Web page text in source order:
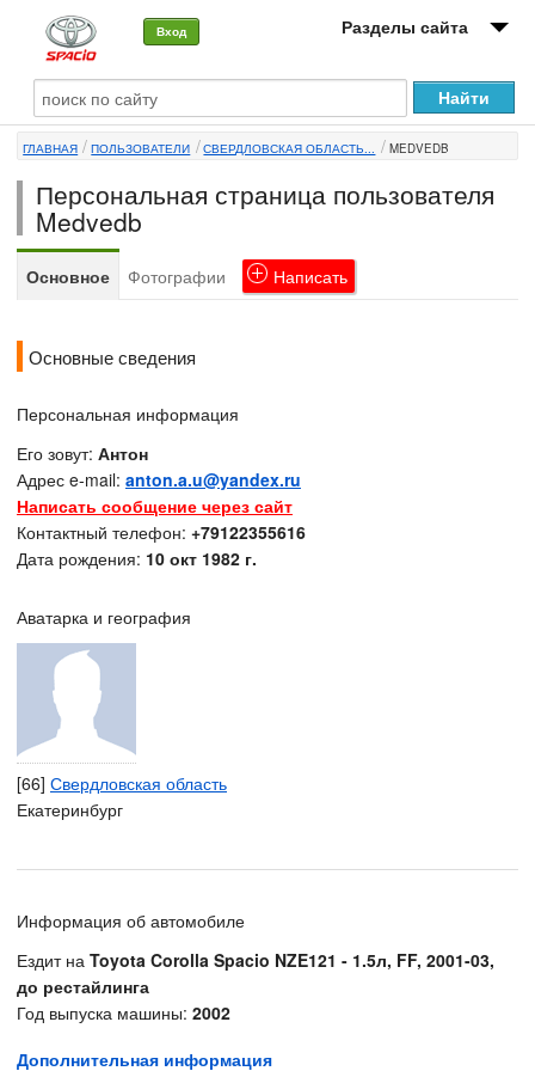
Вход Разделы сайта
О машине
Автоклуб
Форумы
Сервисы и услуги
ГЛАВНАЯ ПОЛЬЗОВАТЕЛИ СВЕРДЛОВСКАЯ ОБЛАСТЬ... MEDVEDB
Персональная страница пользователя
Medvedb
Основное Фотографии Написать
Основные сведения
Персональная информация
Его зовут: Антон
Адрес e-mail: anton.a.u@yandex.ru
Написать сообщение через сайт
Контактный телефон: +79122355616
Дата рождения: 10 окт 1982 г.
Аватарка и география
[66] Свердловская область
Екатеринбург
Информация об автомобиле
Ездит на Toyota Corolla Spacio NZE121 - 1.5л, FF, 2001-03,
до рестайлинга
Год выпуска машины: 2002
Дополнительная информация